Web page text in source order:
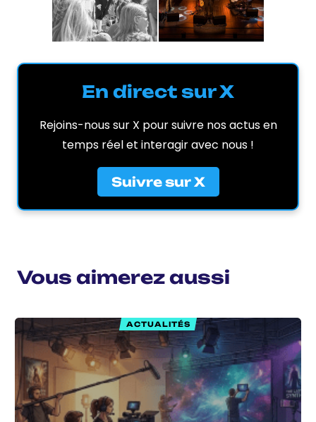
En direct sur X
Rejoins-nous sur X pour suivre nos actus en
temps réel et interagir avec nous !
Suivre sur X
Vous aimerez aussi
ACTUALITÉS